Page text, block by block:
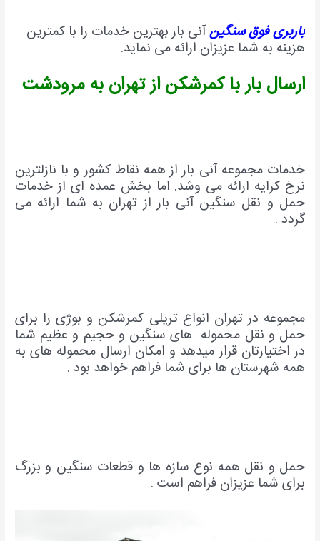
باربری فوق سنگینآنی بار بهترین خدمات را با کمترین
هزینه به شما عزیزان ارائه می نماید.
ارسال بار با کمرشکن از تهران به مرودشت
خدمات مجموعه آنی بار از همه نقاط کشور و با نازلترین
نرخ کرایه ارائه می وشد. اما بخش عمده ای از خدمات
حمل و نقل سنگین آنی بار از تهران به شما ارائه می
گردد .
مجموعه در تهران انواع تریلی کمرشکن و بوژی را برای
حمل و نقل محموله های سنگین و حجیم و عظیم شما
در اختیارتان قرار میدهد و امکان ارسال محموله های به
همه شهرستان ها برای شما فراهم خواهد بود .
حمل و نقل همه نوع سازه ها و قطعات سنگین و بزرگ
برای شما عزیزان فراهم است .